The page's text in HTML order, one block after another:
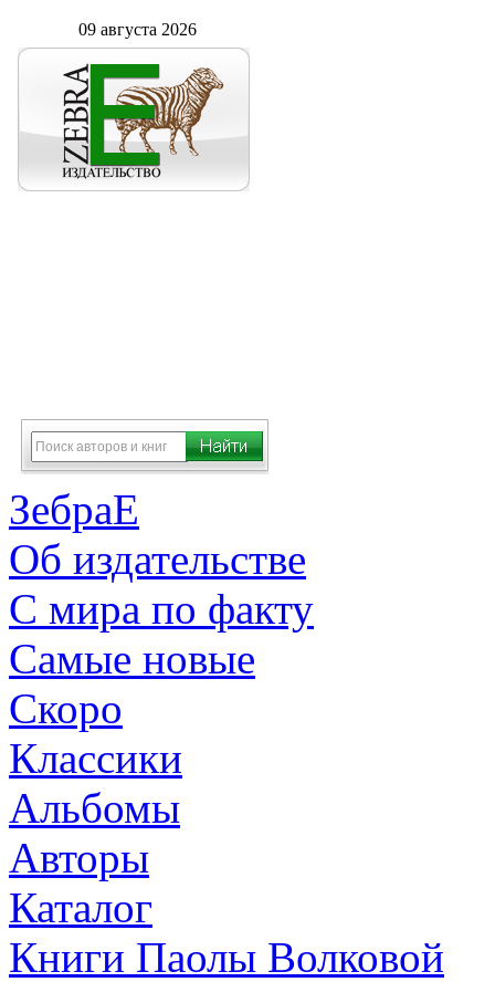
09 августа 2026
ЗебраЕ
Об издательстве
С мира по факту
Самые новые
Скоро
Классики
Альбомы
Авторы
Каталог
Книги Паолы Волковой